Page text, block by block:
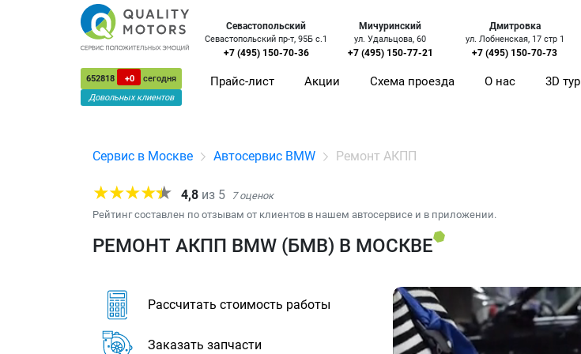
652818 +0
сегодня
Довольных клиентов
Севастопольский
Севастопольский пр-т, 95Б с.1
+7 (495) 150-70-36
Мичуринский
ул. Удальцова, 60
+7 (495) 150-77-21
Дмитровка
ул. Лобненская, 17 стр 1
+7 (495) 150-70-73
Прайс-лист Акции Схема проезда О нас 3D тур
Сервис в Москве Автосервис BMW Ремонт АКПП
4,8 из 5 7оценок
Рейтинг составлен по отзывам от клиентов в нашем автосервисе и в приложении.
РЕМОНТ АКПП BMW (БМВ) В МОСКВЕ
Рассчитать стоимость работы
Заказать запчасти